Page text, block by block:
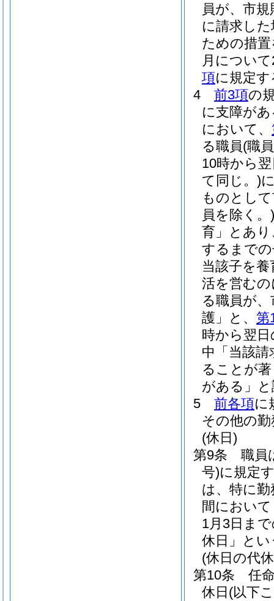
員が、市
に請求し
ための措
月につい
項に規定
4
前3項の
に支障が
において、
る職員(職
10時から
て同じ。)
ものとし
員を除く。)
育」とあ
するまで
当該子を
活を営む
る職員が
護」と、 第
時から翌
中「当該
ることが
がある」
5
前各項に
その他の
(休日)
第9条
職員
号)に規定
は、特に
間におい
1月3日ま
休日」とい
(休日の代
第10条
任
休日 (以下